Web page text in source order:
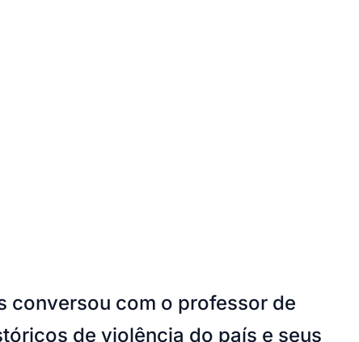
conversou com o professor de
de violência do país e seus